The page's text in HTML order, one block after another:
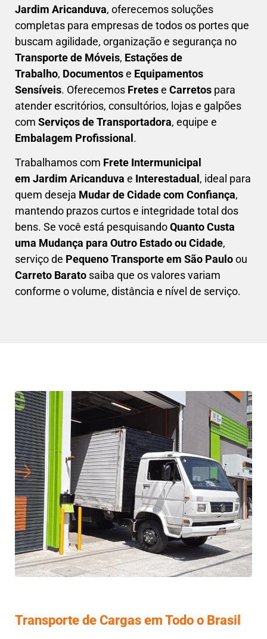
Jardim Aricanduva, oferecemos soluções
completas para empresas de todos os portes que
buscam agilidade, organização e segurança no
Transporte de Móveis, Estações de
Trabalho, Documentose Equipamentos
Sensíveis. Oferecemos Fretese Carretos para
atender escritórios, consultórios, lojas e galpões
com Serviços de Transportadora, equipe e
Embalagem Profissional.
Trabalhamos com Frete Intermunicipal
em Jardim Aricanduva e Interestadual , ideal para
quem deseja Mudar de Cidade com Confiança,
mantendo prazos curtos e integridade total dos
bens. Se você está pesquisandoQuanto Custa
uma Mudança para Outro Estado ou Cidade,
serviço de Pequeno Transporte em São Pauloou
Carreto Barato saiba que os valores variam
conforme o volume, distância e nível de serviço.
Transporte de Cargas em Todo o Brasil